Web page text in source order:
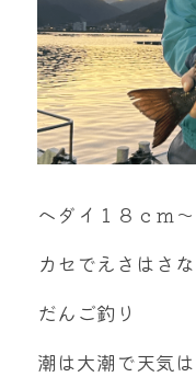
ヘダイ１８ｃｍ
カセでえさはさ
だんご釣り
潮は大潮で天気